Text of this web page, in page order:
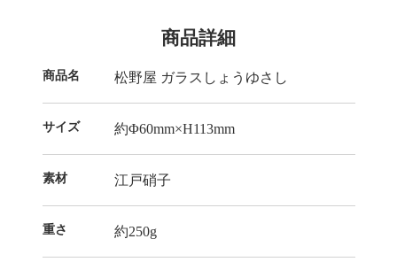
商品詳細
商品名 松野屋 ガラスしょうゆさし
サイズ 約Φ60mm×H113mm
素材 江戸硝子
重さ 約250g